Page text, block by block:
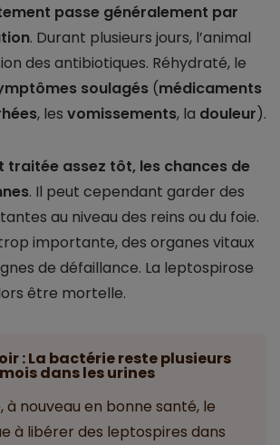
passe généralement par
. Durant plusieurs jours, l’animal
des antibiotiques. Réhydraté, le
soulagés (médicaments
, les vomissements, la douleur).
traitée assez tôt, les chances de
. Il peut cependant garder des
au niveau des reins ou du foie.
importante, des organes vitaux
de défaillance. La leptospirose
être mortelle.
: La bactérie reste plusieurs
mois dans les urines
à nouveau en bonne santé, le
à libérer des leptospires dans